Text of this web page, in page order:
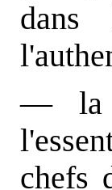
dans
— la
chefs